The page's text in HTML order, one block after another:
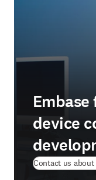
device
Contact us